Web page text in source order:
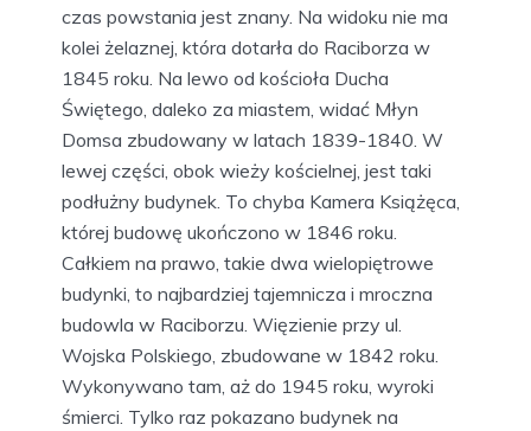
czas powstania jest znany. Na widoku nie ma
kolei żelaznej, która dotarła do Raciborza w
1845 roku. Na lewo od kościoła Ducha
Świętego, daleko za miastem, widać Młyn
Domsa zbudowany w latach 1839-1840. W
lewej części, obok wieży kościelnej, jest taki
podłużny budynek. To chyba Kamera Książęca,
której budowę ukończono w 1846 roku.
Całkiem na prawo, takie dwa wielopiętrowe
budynki, to najbardziej tajemnicza i mroczna
budowla w Raciborzu. Więzienie przy ul.
Wojska Polskiego, zbudowane w 1842 roku.
Wykonywano tam, aż do 1945 roku, wyroki
śmierci. Tylko raz pokazano budynek na